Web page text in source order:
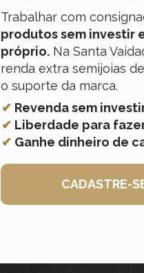
Trabalhar com
produtos sem investir
próprio. Na Santa
renda extra semijoias
o suporte da marca.
✔ Revenda sem
✔ Liberdade para
✔ Ganhe dinheiro de
CADASTRE-